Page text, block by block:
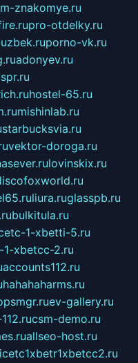
znakomye.ru
pro-otdelky.ru
porno-vk.ru
adonyev.ru
hostel-65.ru
mishinlab.ru
starbucksvia.ru
vektor-doroga.ru
lovinskix.ru
liura.ruglasspb.ru
bulkitula.ru
1-xbetti-5.ru
xbetcc-2.ru
accounts112.ru
hahahaharms.ru
ev-gallery.ru
csm-demo.ru
allseo-host.ru